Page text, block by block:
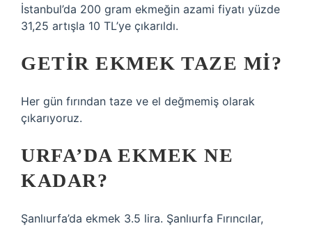
İstanbul’da 200 gram ekmeğin azami fiyatı yüzde
31,25 artışla 10 TL’ye çıkarıldı.
GETIR EKMEK TAZE MI?
Her gün fırından taze ve el değmemiş olarak
çıkarıyoruz.
URFA’DA EKMEK NE
KADAR?
Şanlıurfa’da ekmek 3.5 lira. Şanlıurfa Fırıncılar,